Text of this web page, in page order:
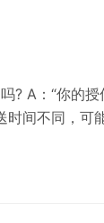
? A：“你的
间不同，可
。金融机构根
3、Q：征信